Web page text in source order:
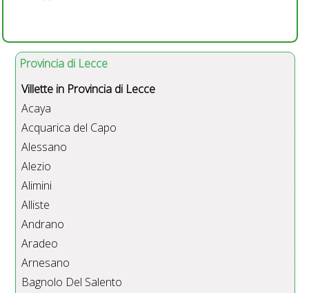
Provincia di Lecce
Villette in Provincia di Lecce
Acaya
Acquarica del Capo
Alessano
Alezio
Alimini
Alliste
Andrano
Aradeo
Arnesano
Bagnolo Del Salento